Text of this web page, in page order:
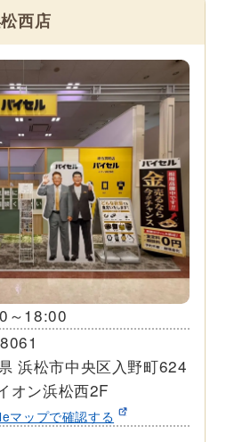
西店
～18:00
浜松市中央区入野町624
オン浜松西2F
マップで確認する